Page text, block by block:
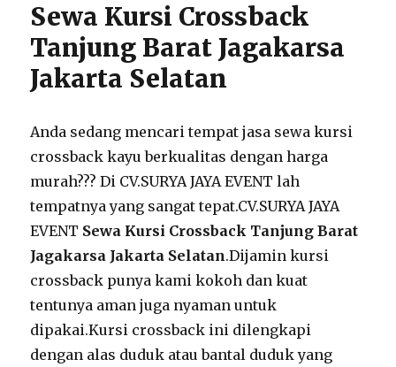
Sewa Kursi Crossback
Tanjung Barat Jagakarsa
Jakarta Selatan
Anda sedang mencari tempat jasa sewa kursi
crossback kayu berkualitas dengan harga
murah??? Di CV.SURYA JAYA EVENT lah
tempatnya yang sangat tepat.CV.SURYA JAYA
EVENT Sewa Kursi Crossback Tanjung Barat
Jagakarsa Jakarta Selatan.Dijamin kursi
crossback punya kami kokoh dan kuat
tentunya aman juga nyaman untuk
dipakai.Kursi crossback ini dilengkapi
dengan alas duduk atau bantal duduk yang